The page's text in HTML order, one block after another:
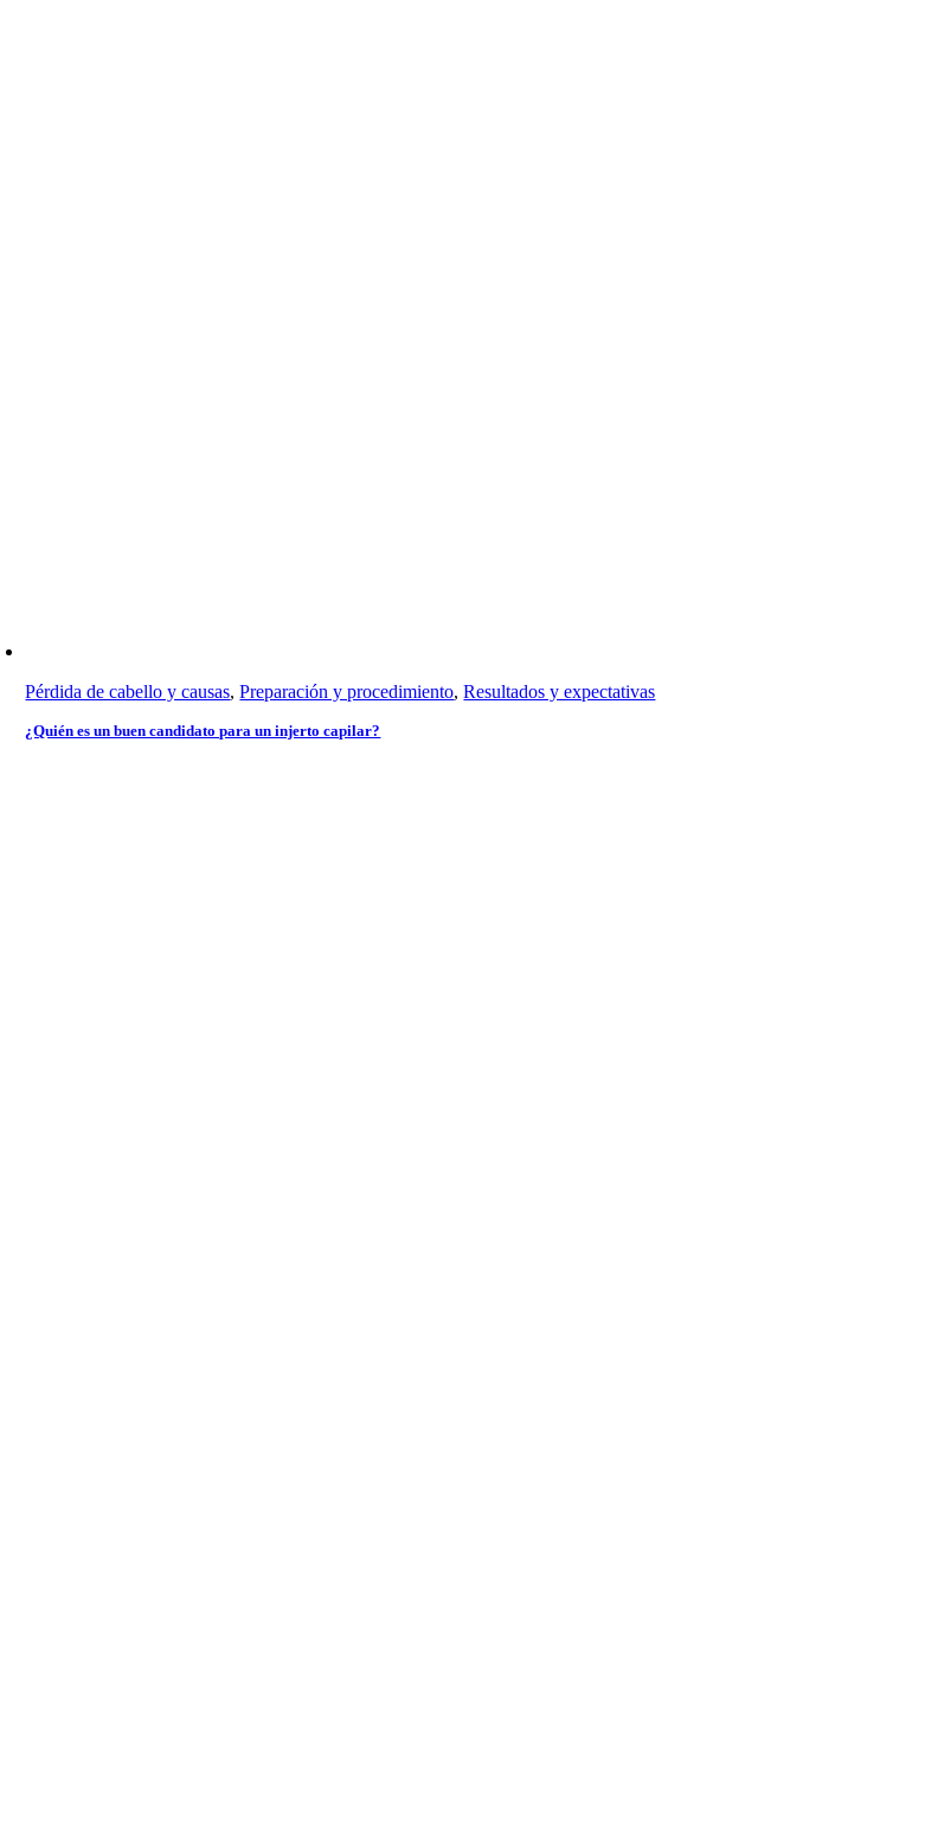
Pérdida de cabello y causas,Preparación y procedimiento,Resultados y expectativas
¿Quién es un buen candidato para un injerto capilar?